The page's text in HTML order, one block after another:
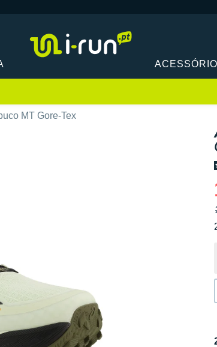
MT Gore-Tex